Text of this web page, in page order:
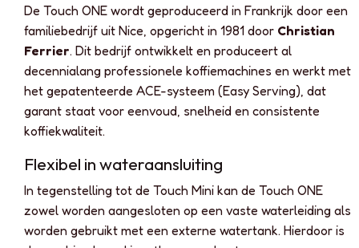
De Touch ONE wordt geproduceerd in Frankrijk door een
familiebedrijf uit Nice, opgericht in 1981 door Christian
Ferrier. Dit bedrijf ontwikkelt en produceert al
decennialang professionele koffiemachines en werkt met
het gepatenteerde ACE-systeem (Easy Serving), dat
garant staat voor eenvoud, snelheid en consistente
koffiekwaliteit.
Flexibel in wateraansluiting
In tegenstelling tot de Touch Mini kan de Touch ONE
zowel worden aangesloten op een vaste waterleiding als
worden gebruikt met een externe watertank. Hierdoor is